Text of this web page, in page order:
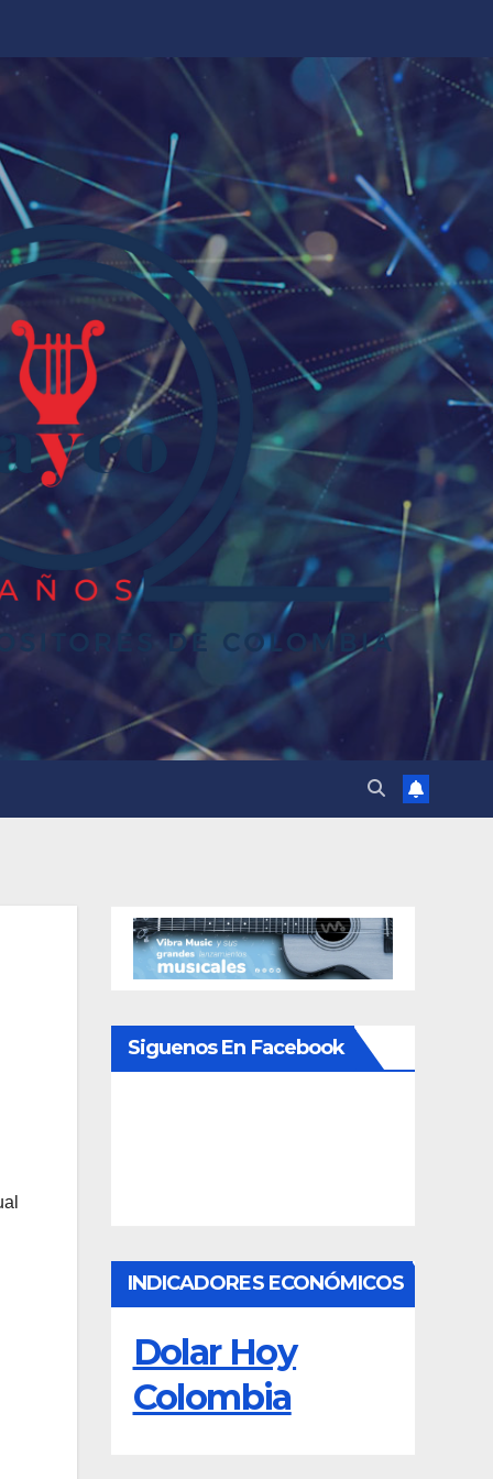
Siguenos En Facebook
INDICADORES ECONÓMICOS
Dolar Hoy
Colombia